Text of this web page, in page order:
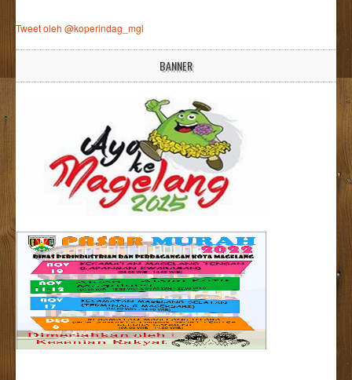
Tweet oleh @koperindag_mgl
BANNER